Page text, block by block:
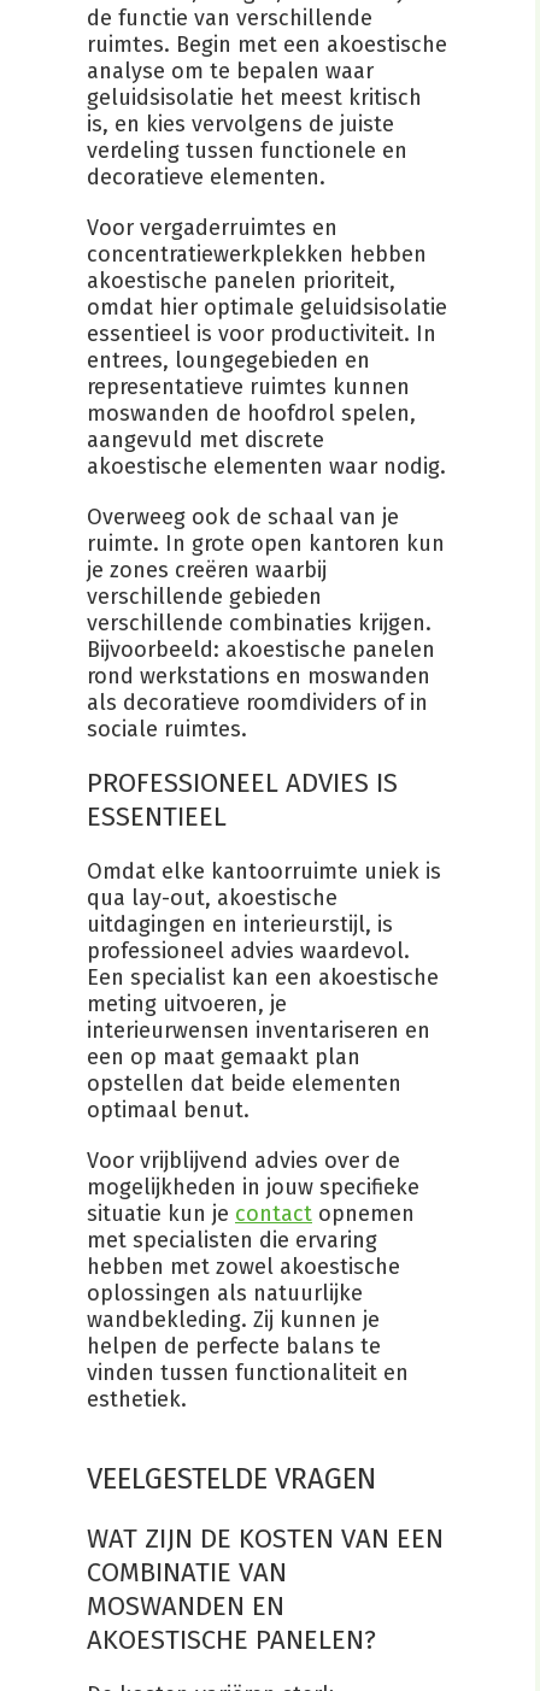
de functie van verschillende
ruimtes. Begin met een akoestische
analyse om te bepalen waar
geluidsisolatie het meest kritisch
is, en kies vervolgens de juiste
verdeling tussen functionele en
decoratieve elementen.
Voor vergaderruimtes en
concentratiewerkplekken hebben
akoestische panelen prioriteit,
omdat hier optimale geluidsisolatie
essentieel is voor productiviteit. In
entrees, loungegebieden en
representatieve ruimtes kunnen
moswanden de hoofdrol spelen,
aangevuld met discrete
akoestische elementen waar nodig.
Overweeg ook de schaal van je
ruimte. In grote open kantoren kun
je zones creëren waarbij
verschillende gebieden
verschillende combinaties krijgen.
Bijvoorbeeld: akoestische panelen
rond werkstations en moswanden
als decoratieve roomdividers of in
sociale ruimtes.
PROFESSIONEEL ADVIES IS
ESSENTIEEL
Omdat elke kantoorruimte uniek is
qua lay-out, akoestische
uitdagingen en interieurstijl, is
professioneel advies waardevol.
Een specialist kan een akoestische
meting uitvoeren, je
interieurwensen inventariseren en
een op maat gemaakt plan
opstellen dat beide elementen
optimaal benut.
Voor vrijblijvend advies over de
mogelijkheden in jouw specifieke
situatie kun je contact opnemen
met specialisten die ervaring
hebben met zowel akoestische
oplossingen als natuurlijke
wandbekleding. Zij kunnen je
helpen de perfecte balans te
vinden tussen functionaliteit en
esthetiek.
VEELGESTELDE VRAGEN
WAT ZIJN DE KOSTEN VAN EEN
COMBINATIE VAN
MOSWANDEN EN
AKOESTISCHE PANELEN?